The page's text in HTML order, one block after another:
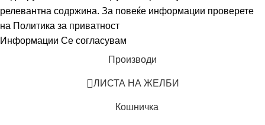
релевантна содржина. За повеќе информации проверете
на Политика за приватност
Информации Се согласувам
Производи
ЛИСТА НА ЖЕЛБИ
Кошничка